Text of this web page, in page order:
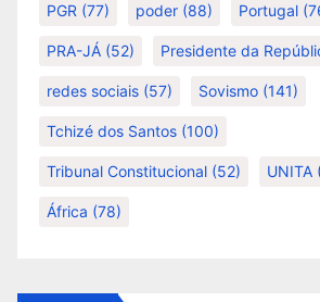
PGR (77) poder (88) Portugal
PRA-JÁ (52) Presidente da
redes sociais (57) Sovismo (141)
Tchizé dos Santos (100)
Tribunal Constitucional (52) UNITA
África (78)